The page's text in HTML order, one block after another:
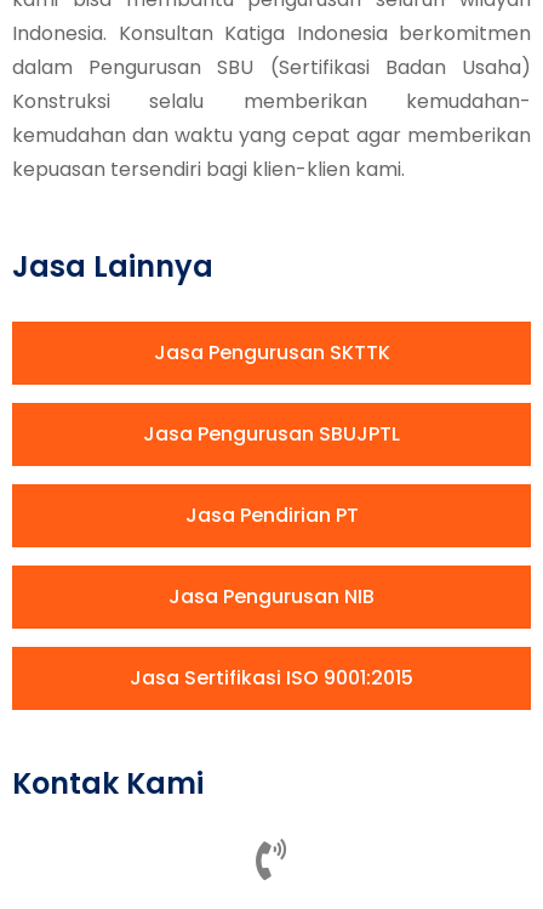
Jasa Lainnya
Jasa Pengurusan SKTTK
Jasa Pengurusan SBUJPTL
Jasa Pendirian PT
Jasa Pengurusan NIB
Jasa Sertifikasi ISO 9001:2015
Kontak Kami
Indonesia. Konsultan Katiga Indonesia berkomitmen
dalam Pengurusan SBU (Sertifikasi Badan Usaha)
Konstruksi selalu memberikan kemudahan-
kemudahan dan waktu yang cepat agar memberikan
kepuasan tersendiri bagi klien-klien kami.